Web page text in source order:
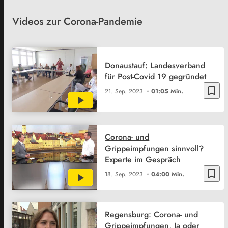
Videos zur Corona-Pandemie
bookmark_border
21. Sep. 2023 01:05 Min.
Donaustauf: Landesverband
für Post-Covid 19 gegründet
bookmark_border
18. Sep. 2023 04:00 Min.
Corona- und
Grippeimpfungen sinnvoll?
Experte im Gespräch
Regensburg: Corona- und
Grippeimpfungen, Ja oder